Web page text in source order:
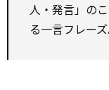
人・発言」の
る一言フレーズ